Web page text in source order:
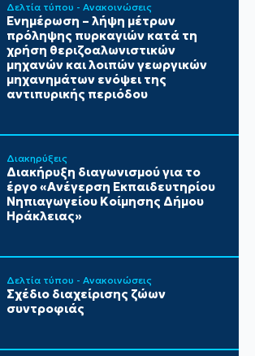
Δελτία τύπου - Ανακοινώσεις
Ενημέρωση – λήψη μέτρων
πρόληψης πυρκαγιών κατά τη
χρήση θεριζοαλωνιστικών
μηχανών και λοιπών γεωργικών
μηχανημάτων ενόψει της
αντιπυρικής περιόδου
Διακηρύξεις
Διακήρυξη διαγωνισμού για το
έργο «Ανέγερση Εκπαιδευτηρίου
Νηπιαγωγείου Κοίμησης Δήμου
Ηράκλειας»
Δελτία τύπου - Ανακοινώσεις
Σχέδιο διαχείρισης ζώων
συντροφιάς